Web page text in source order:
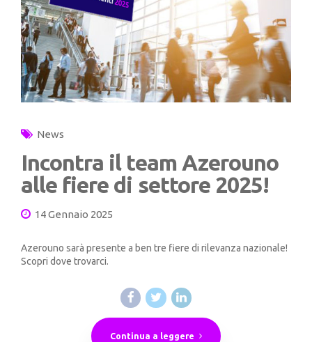
News
Incontra il team Azerouno
alle fiere di settore 2025!
14 Gennaio 2025
Azerouno sarà presente a ben tre fiere di rilevanza nazionale!
Scopri dove trovarci.
Continua a leggere